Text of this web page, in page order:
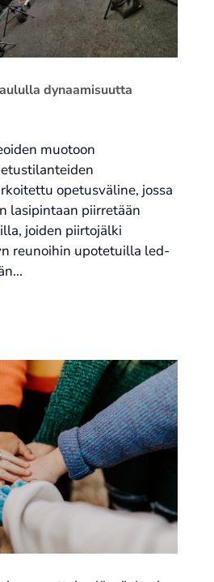
dynaamisuutta
muotoon
opetusväline, jossa
lasipintaan piirretään
joiden piirtojälki
reunoihin upotetuilla led-